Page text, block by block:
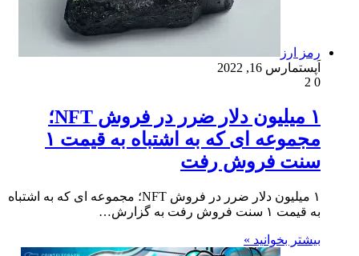
رمز ارز
اَپستمارس 16, 2022
0
۱ میلیون دلار ضرر در فروش NFT؛
مجموعه ای که به اشتباه به قیمت ۱
سنت فروش رفت
۱ میلیون دلار ضرر در فروش NFT؛ مجموعه ای که به اشتباه
به قیمت ۱ سنت فروش رفت به گزارش…
بیشتر بخوانید »